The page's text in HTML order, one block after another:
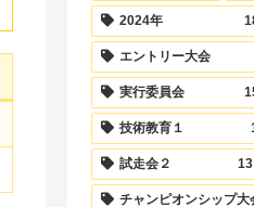
2024年
エントリー大会
実行委員会
技術教育１
試走会２ 13
チャンピオンシップ大